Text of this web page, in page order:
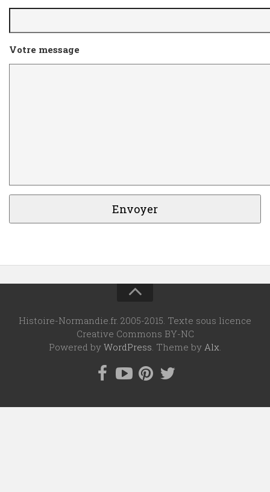
Votre message
Histoire-Normandie.fr. 2005-2015. Texte sous licence
Creative Commons BY-NC
Powered by WordPress . Theme by Alx